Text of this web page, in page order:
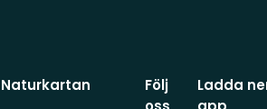
Naturkartan
Följ
Ladda